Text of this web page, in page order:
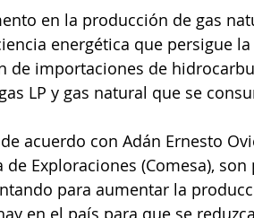
en la producción de gas
energética que persigue
de importaciones de
LP y gas natural que se
acuerdo con Adán Ernesto
de Exploraciones (Comesa),
para aumentar la
en el país para que se